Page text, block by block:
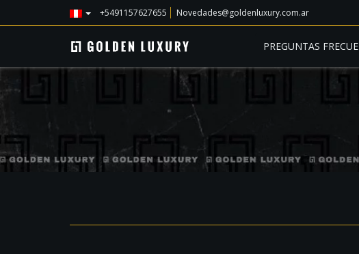
+5491157627655 Novedades@goldenluxury.com.ar
PREGUNTAS